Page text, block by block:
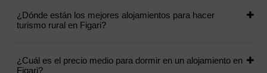
¿Dónde están los mejores alojamientos para hacer
turismo rural en Figari?
¿Cuál es el precio medio para dormir en un alojamiento en
Figari?